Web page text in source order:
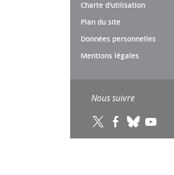
Charte d'utilisation
Plan du site
Données personnelles
Mentions légales
Nous suivre